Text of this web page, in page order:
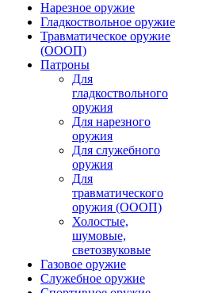
Нарезное оружие
Гладкоствольное оружие
Травматическое оружие
(ОООП)
Патроны
Для
гладкоствольного
оружия
Для нарезного
оружия
Для служебного
оружия
Для
травматического
оружия (ОООП)
Холостые,
шумовые,
светозвуковые
Газовое оружие
Служебное оружие